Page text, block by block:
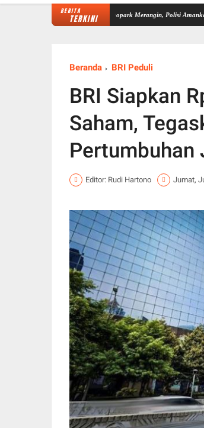
BERITA
TERKINI
di UNESCO Global Geopark Merangin, Polisi Amankan
Beranda BRI Peduli
BRI Siapkan
Saham,
Pertumbuhan
Editor: Rudi Hartono Jumat,